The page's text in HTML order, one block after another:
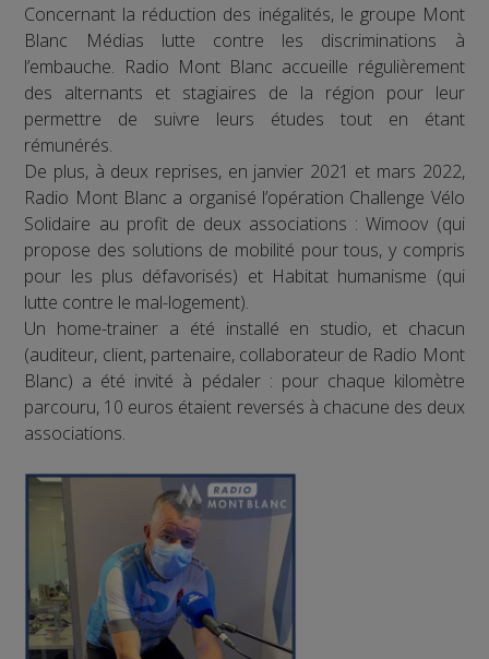
Concernant la réduction des inégalités, le groupe Mont
Blanc Médias lutte contre les discriminations à
l’embauche. Radio Mont Blanc accueille régulièrement
des alternants et stagiaires de la région pour leur
permettre de suivre leurs études tout en étant
rémunérés.
De plus, à deux reprises, en janvier 2021 et mars 2022,
Radio Mont Blanc a organisé l’opération Challenge Vélo
Solidaire au profit de deux associations : Wimoov (qui
propose des solutions de mobilité pour tous, y compris
pour les plus défavorisés) et Habitat humanisme (qui
lutte contre le mal-logement).
Un home-trainer a été installé en studio, et chacun
(auditeur, client, partenaire, collaborateur de Radio Mont
Blanc) a été invité à pédaler : pour chaque kilomètre
parcouru, 10 euros étaient reversés à chacune des deux
associations.